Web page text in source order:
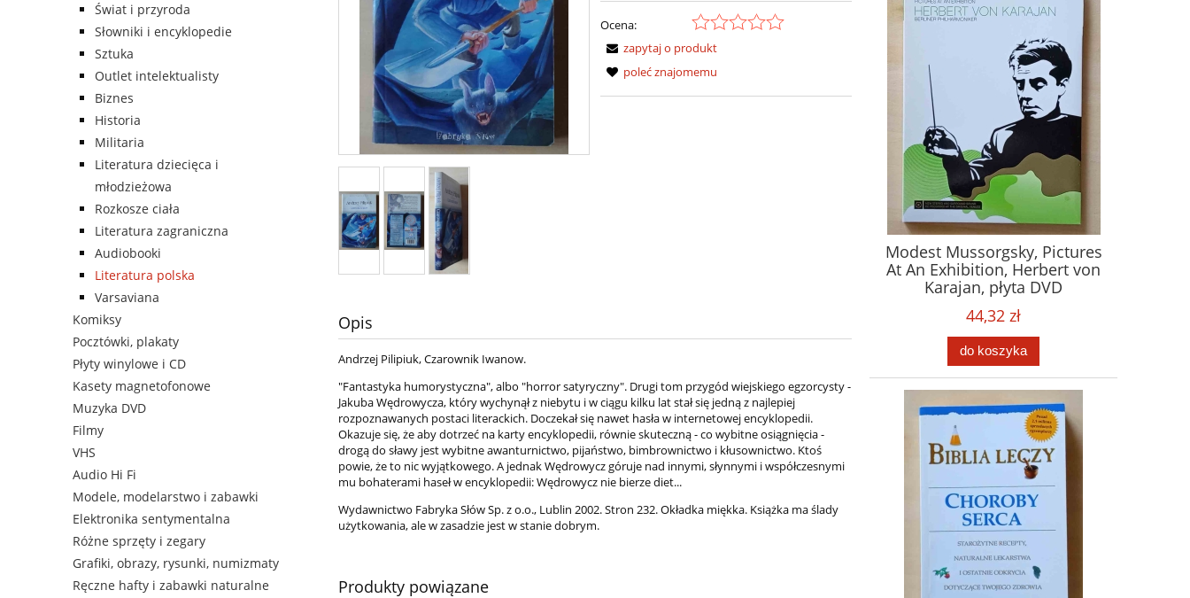
Świat i przyroda
Słowniki i encyklopedie
Sztuka
Outlet intelektualisty
Biznes
Historia
Militaria
Literatura dziecięca i
młodzieżowa
Rozkosze ciała
Literatura zagraniczna
Audiobooki
Literatura polska
Varsaviana
Komiksy
Pocztówki, plakaty
Płyty winylowe i CD
Kasety magnetofonowe
Muzyka DVD
Filmy
VHS
Audio Hi Fi
Modele, modelarstwo i zabawki
Elektronika sentymentalna
Różne sprzęty i zegary
Grafiki, obrazy, rysunki, numizmaty
Ręczne hafty i zabawki naturalne
Ocena:
zapytaj o produkt
poleć znajomemu
Opis
Andrzej Pilipiuk, Czarownik Iwanow.
"Fantastyka humorystyczna", albo "horror satyryczny". Drugi tom przygód wiejskiego egzorcysty -
Jakuba Wędrowycza, który wychynął z niebytu i w ciągu kilku lat stał się jedną z najlepiej
rozpoznawanych postaci literackich. Doczekał się nawet hasła w internetowej encyklopedii.
Okazuje się, że aby dotrzeć na karty encyklopedii, równie skuteczną - co wybitne osiągnięcia -
drogą do sławy jest wybitne awanturnictwo, pijaństwo, bimbrownictwo i kłusownictwo. Ktoś
powie, że to nic wyjątkowego. A jednak Wędrowycz góruje nad innymi, słynnymi i współczesnymi
mu bohaterami haseł w encyklopedii: Wędrowycz nie bierze diet...
Wydawnictwo Fabryka Słów Sp. z o.o., Lublin 2002. Stron 232. Okładka miękka. Książka ma ślady
użytkowania, ale w zasadzie jest w stanie dobrym.
Produkty powiązane
Modest Mussorgsky, Pictures
At An Exhibition, Herbert von
Karajan, płyta DVD
44,32 zł
do koszyka